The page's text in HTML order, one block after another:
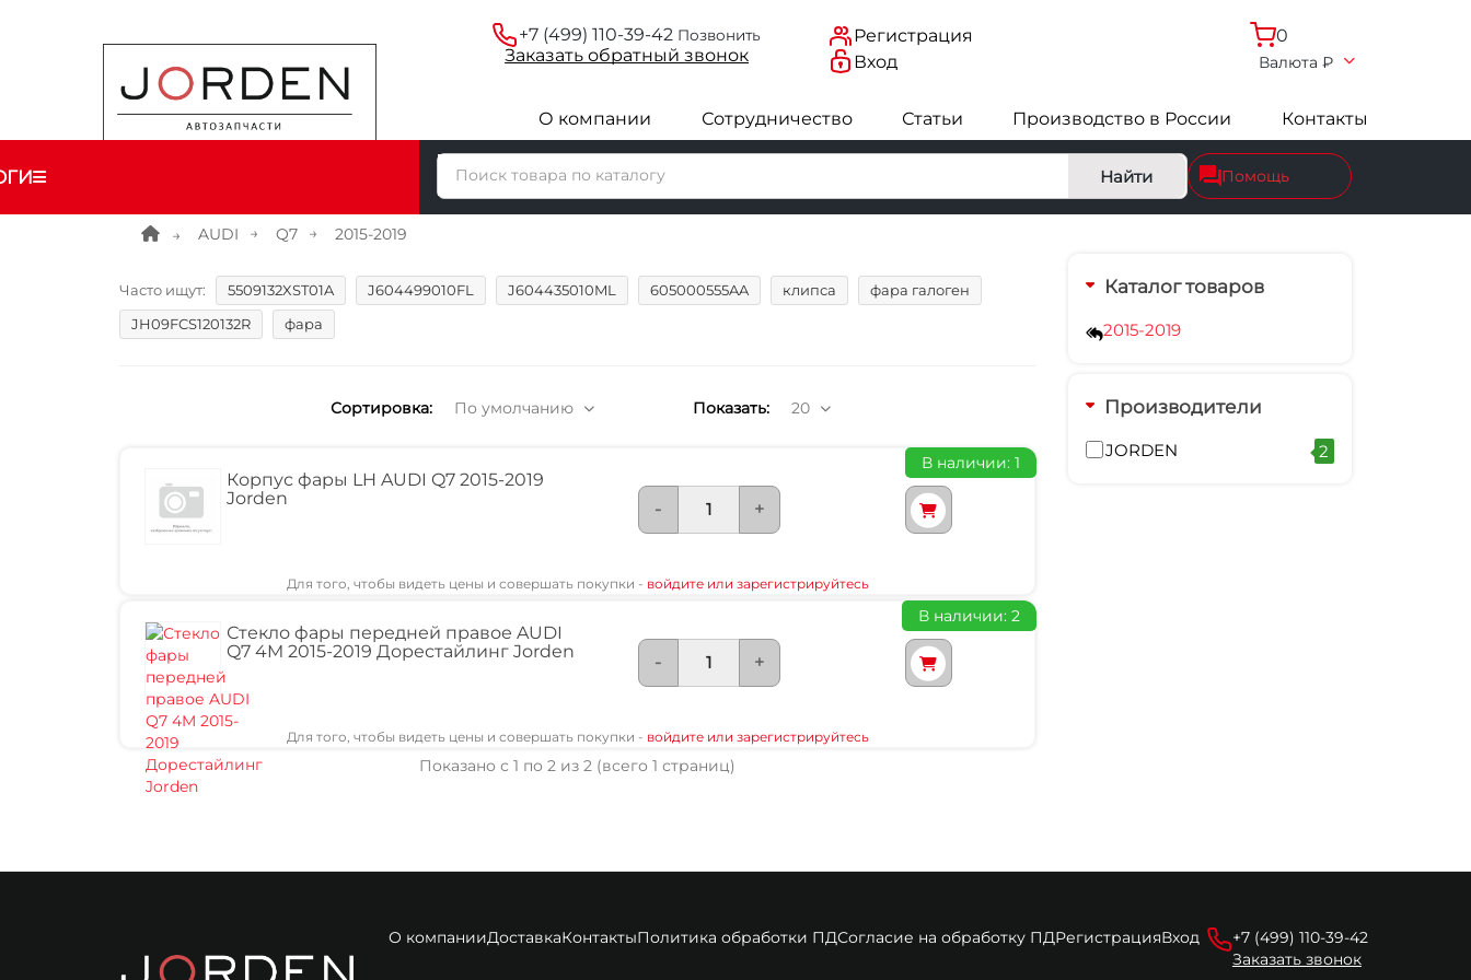
+7 (499) 110-39-42 Позвонить
Заказатьобратныйзвонок
Регистрация
Вход
0
Валюта ₽
О компании Сотрудничество Статьи Производство в России Контакты
Найти Помощь
AUDI Q7 2015-2019
Часто ищут: 5509132XST01A J604499010FL J604435010ML 605000555AA клипса
фара галоген
JH09FCS120132R
фара
Показать:20
По умолчанию
Корпус фары LH AUDI Q7 2015-2019
Jorden
В наличии: 1
- +
Для того, чтобы видеть цены и совершать покупки - войдите или зарегистрируйтесь
Стекло фары передней правое AUDI
Q7 4M 2015-2019 Дорестайлинг Jorden
В наличии: 2
- +
Для того, чтобы видеть цены и совершать покупки - войдите или зарегистрируйтесь
Показано с 1 по 2 из 2 (всего 1 страниц)
Каталог товаров
2015-2019
Производители
JORDEN 2
О компанииДоставкаКонтактыПолитика обработки ПДСогласие на обработку ПДРегистрацияВход
+7 (499) 110-39-42
Заказать звонок